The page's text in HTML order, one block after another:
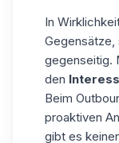
In
Gegensätze,
gegenseitig.
den
Beim
proaktiven
gibt es